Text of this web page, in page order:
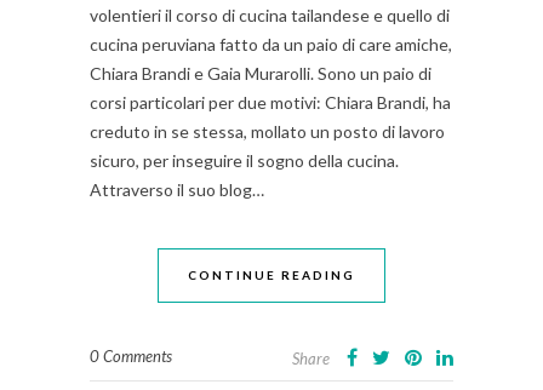
volentieri il corso di cucina tailandese e quello di
cucina peruviana fatto da un paio di care amiche,
Chiara Brandi e Gaia Murarolli. Sono un paio di
corsi particolari per due motivi: Chiara Brandi, ha
creduto in se stessa, mollato un posto di lavoro
sicuro, per inseguire il sogno della cucina.
Attraverso il suo blog…
CONTINUE READING
0 Comments Share